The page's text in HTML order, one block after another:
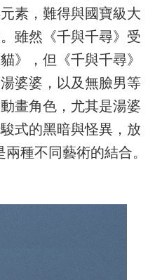
素，難得與國寶級大
雖然《千與千尋》受
》，但《千與千尋》
婆婆，以及無臉男等
畫角色，尤其是湯婆
式的黑暗與怪異，放
種不同藝術的結合。